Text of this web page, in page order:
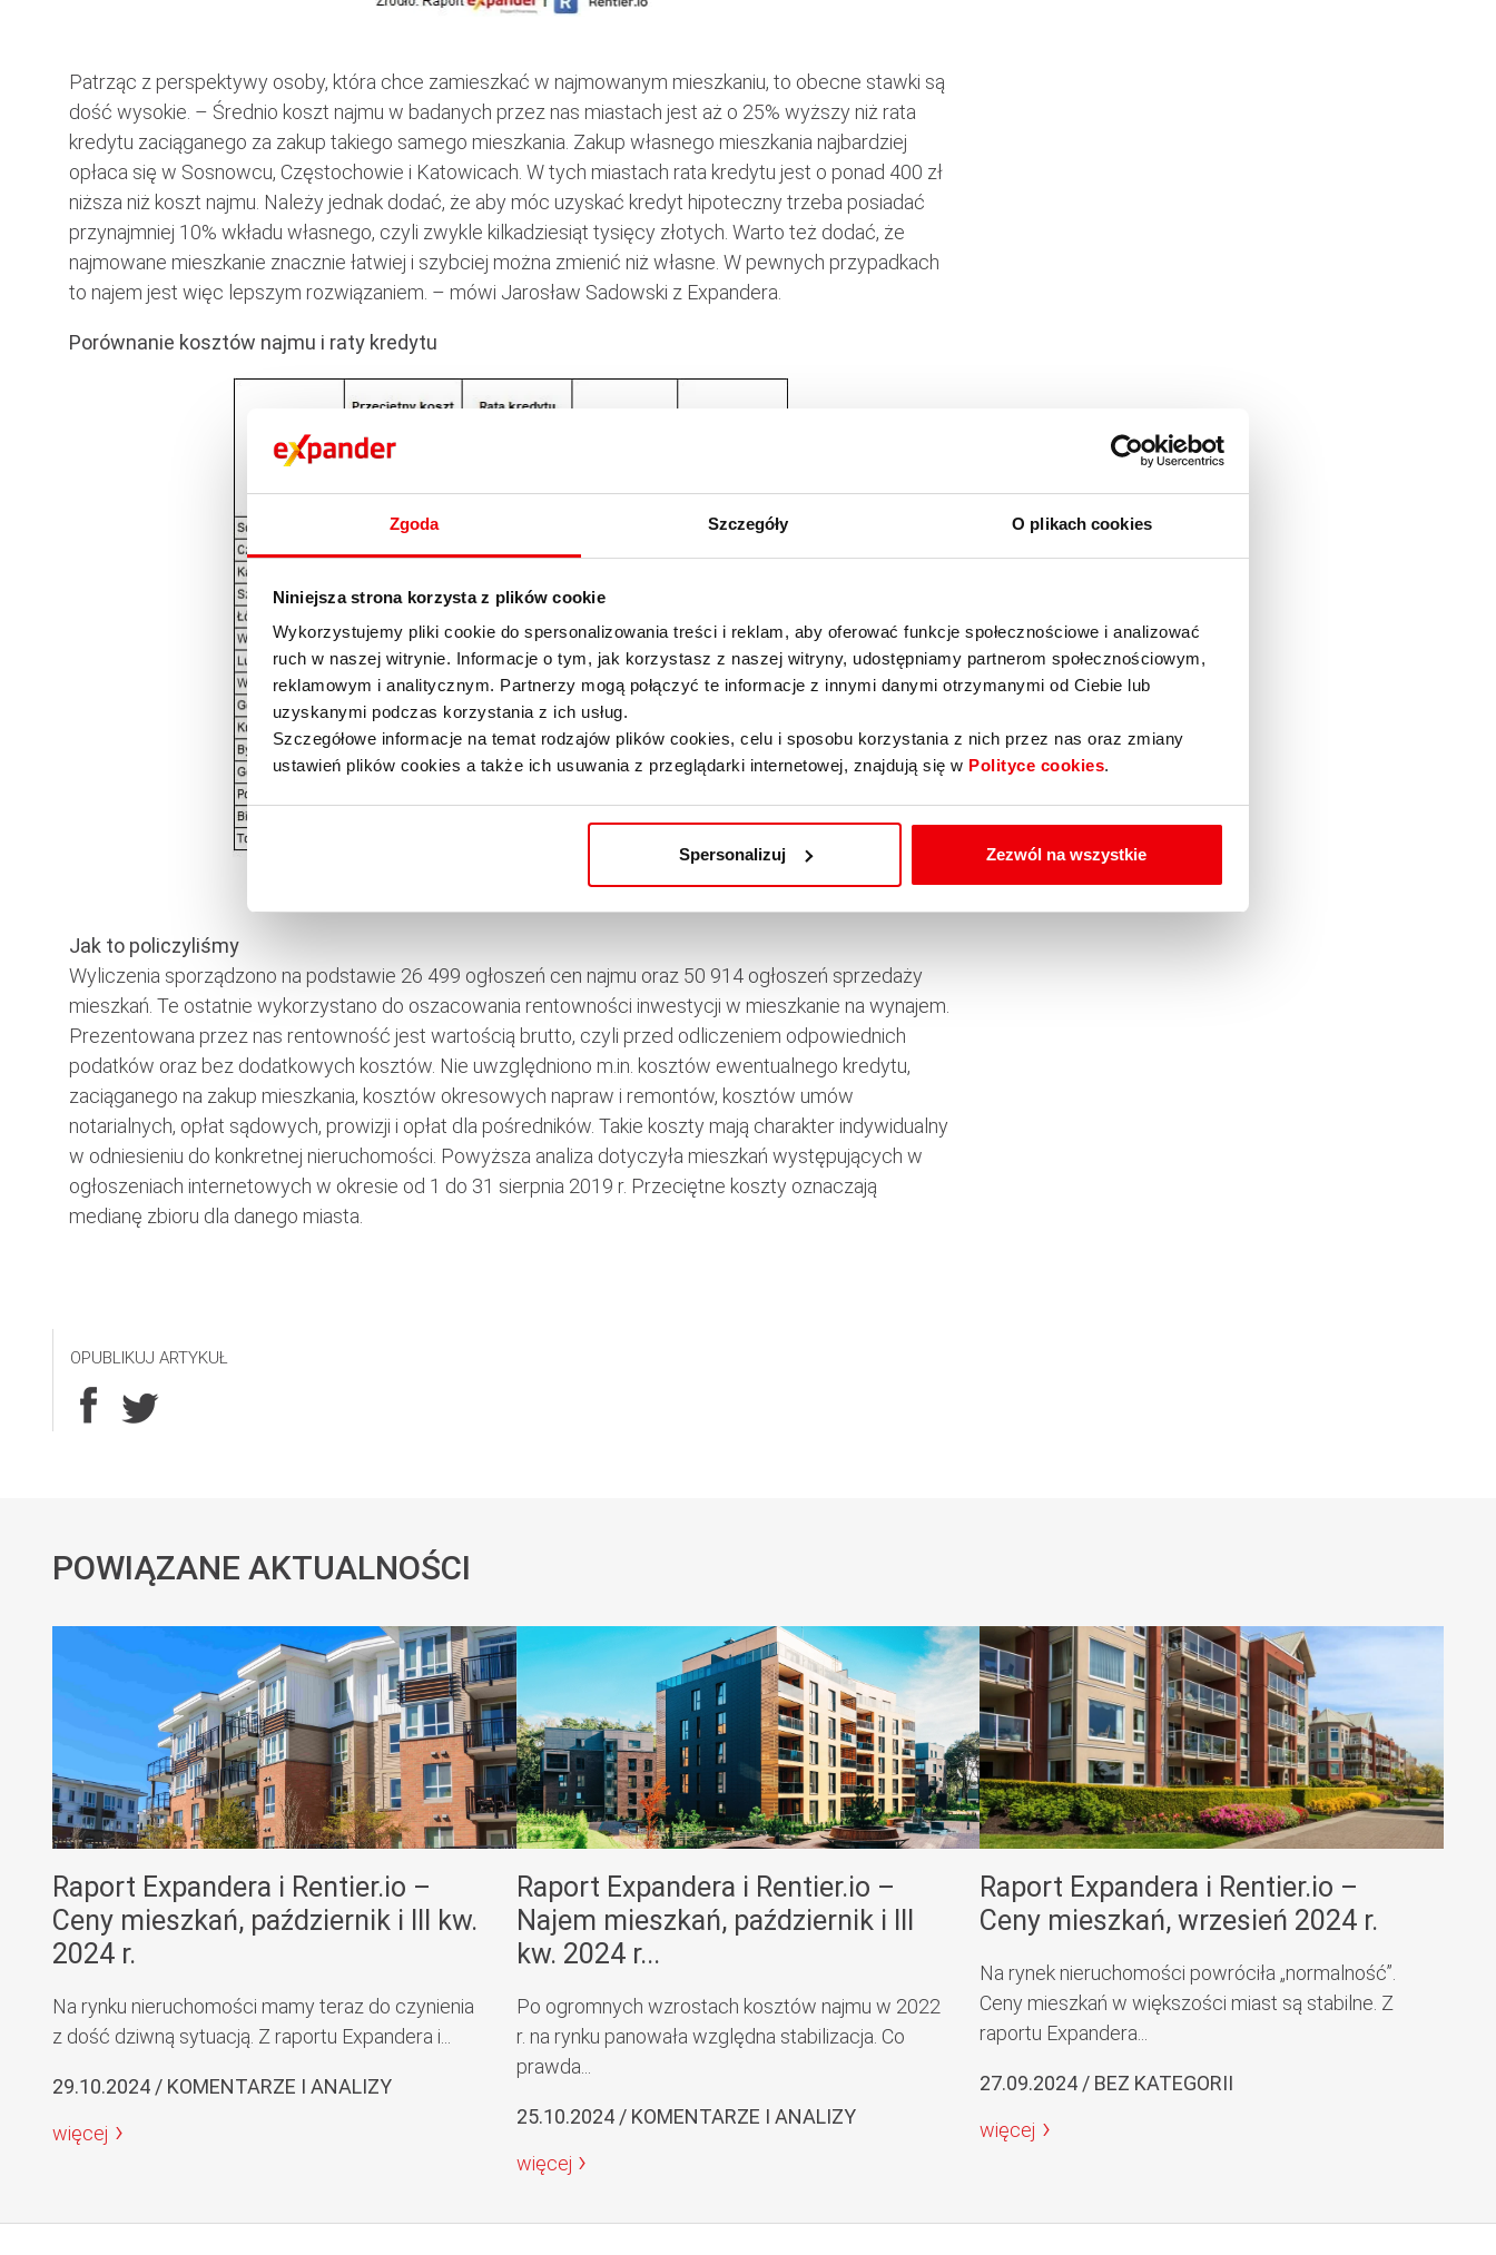
Zgoda Szczegóły O plikach cookies
Niniejsza strona korzysta z plików cookie
Wykorzystujemy pliki cookie do spersonalizowania treści i reklam, aby oferować funkcje społecznościowe i analizować
ruch w naszej witrynie. Informacje o tym, jak korzystasz z naszej witryny, udostępniamy partnerom społecznościowym,
reklamowym i analitycznym. Partnerzy mogą połączyć te informacje z innymi danymi otrzymanymi od Ciebie lub
uzyskanymi podczas korzystania z ich usług.
Szczegółowe informacje na temat rodzajów plików cookies, celu i sposobu korzystania z nich przez nas oraz zmiany
ustawień plików cookies a także ich usuwania z przeglądarki internetowej, znajdują się w Polityce cookies.
Spersonalizuj Zezwól na wszystkie
Patrząc z perspektywy osoby, która chce zamieszkać w najmowanym mieszkaniu, to obecne stawki są
dość wysokie. – Średnio koszt najmu w badanych przez nas miastach jest aż o 25% wyższy niż rata
kredytu zaciąganego za zakup takiego samego mieszkania. Zakup własnego mieszkania najbardziej
opłaca się w Sosnowcu, Częstochowie i Katowicach. W tych miastach rata kredytu jest o ponad 400 zł
niższa niż koszt najmu. Należy jednak dodać, że aby móc uzyskać kredyt hipoteczny trzeba posiadać
przynajmniej 10% wkładu własnego, czyli zwykle kilkadziesiąt tysięcy złotych. Warto też dodać, że
najmowane mieszkanie znacznie łatwiej i szybciej można zmienić niż własne. W pewnych przypadkach
to najem jest więc lepszym rozwiązaniem. – mówi Jarosław Sadowski z Expandera.
Porównanie kosztów najmu i raty kredytu
Jak to policzyliśmy
Wyliczenia sporządzono na podstawie 26 499 ogłoszeń cen najmu oraz 50 914 ogłoszeń sprzedaży
mieszkań. Te ostatnie wykorzystano do oszacowania rentowności inwestycji w mieszkanie na wynajem.
Prezentowana przez nas rentowność jest wartością brutto, czyli przed odliczeniem odpowiednich
podatków oraz bez dodatkowych kosztów. Nie uwzględniono m.in. kosztów ewentualnego kredytu,
zaciąganego na zakup mieszkania, kosztów okresowych napraw i remontów, kosztów umów
notarialnych, opłat sądowych, prowizji i opłat dla pośredników. Takie koszty mają charakter indywidualny
w odniesieniu do konkretnej nieruchomości. Powyższa analiza dotyczyła mieszkań występujących w
ogłoszeniach internetowych w okresie od 1 do 31 sierpnia 2019 r. Przeciętne koszty oznaczają
medianę zbioru dla danego miasta.
OPUBLIKUJ ARTYKUŁ
POWIĄZANE AKTUALNOŚCI
Raport Expandera i Rentier.io –
Ceny mieszkań, październik i III kw.
2024 r.
Na rynku nieruchomości mamy teraz do czynienia
z dość dziwną sytuacją. Z raportu Expandera i...
29.10.2024 / KOMENTARZE I ANALIZY
więcej
Raport Expandera i Rentier.io –
Najem mieszkań, październik i III
kw. 2024 r...
Po ogromnych wzrostach kosztów najmu w 2022
r. na rynku panowała względna stabilizacja. Co
prawda...
25.10.2024 / KOMENTARZE I ANALIZY
więcej
Raport Expandera i Rentier.io –
Ceny mieszkań, wrzesień 2024 r.
Na rynek nieruchomości powróciła „normalność”.
Ceny mieszkań w większości miast są stabilne. Z
raportu Expandera...
27.09.2024 / BEZ KATEGORII
więcej